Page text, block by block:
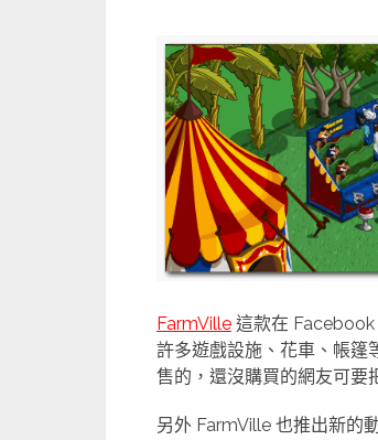
FarmVille 這款在 Facebook
許多遊戲設施、花車、帳篷
售的，還沒購買的網友可要
另外 FarmVille 也推出新的